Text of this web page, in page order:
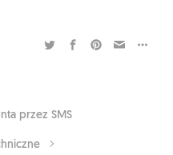
przez SMS